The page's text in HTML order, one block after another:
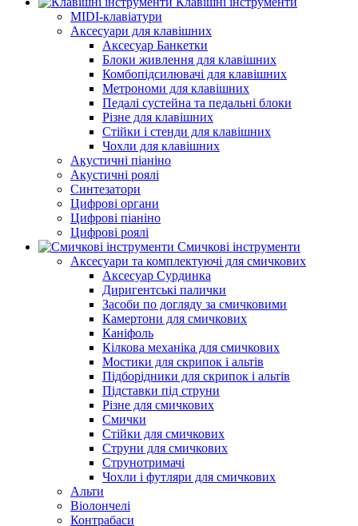
MIDI-клавіатури
Аксесуари для клавішних
Аксесуар Банкетки
Блоки живлення для клавішних
Комбопідсилювачі для клавішних
Метрономи для клавішних
Педалі сустейна та педальні блоки
Різне для клавішних
Стійки і стенди для клавішних
Чохли для клавішних
Акустичні піаніно
Акустичні роялі
Синтезатори
Цифрові органи
Цифрові піаніно
Цифрові роялі
Смичкові інструменти
Аксесуари та комплектуючі для смичкових
Аксесуар Сурдинка
Диригентські палички
Засоби по догляду за смичковими
Камертони для смичкових
Каніфоль
Кілкова механіка для смичкових
Мостики для скрипок і альтів
Підборiдники для скрипок і альтів
Підставки під струни
Різне для смичкових
Смички
Стійки для смичкових
Струни для смичкових
Струнотримачі
Чохли і футляри для смичкових
Альти
Віолончелі
Контрабаси